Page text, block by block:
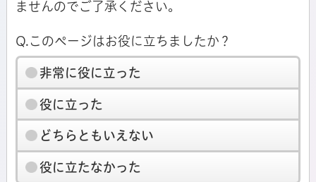
ませんのでご了承ください。
Q.このページはお役に立ちましたか？
非常に役に立った
役に立った
どちらともいえない
役に立たなかった